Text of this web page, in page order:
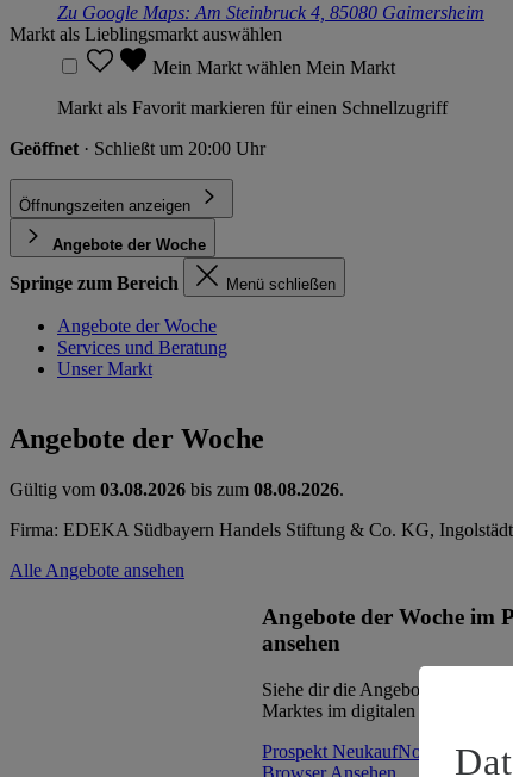
Zu Google Maps: Am Steinbruck 4, 85080 Gaimersheim
Markt als Lieblingsmarkt auswählen
Mein Markt wählen Mein Markt
Markt als Favorit markieren für einen Schnellzugriff
Geöffnet · Schließt um 20:00 Uhr
Öffnungszeiten anzeigen
Angebote der Woche
Springe zum Bereich Menü schließen
Angebote der Woche
Services und Beratung
Unser Markt
Angebote der Woche
Gültig vom 03.08.2026 bis zum 08.08.2026.
Firma: EDEKA Südbayern Handels Stiftung & Co. KG,
Alle Angebote ansehen
Angebote der Woche im
ansehen
Siehe dir die Angebote der
Marktes im digitalen
Prospekt
BrowserAnsehen